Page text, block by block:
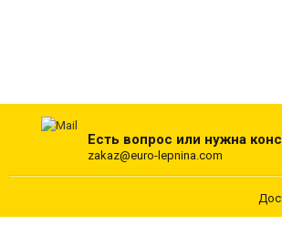
Есть вопрос или нужна
zakaz@euro-lepnina.com